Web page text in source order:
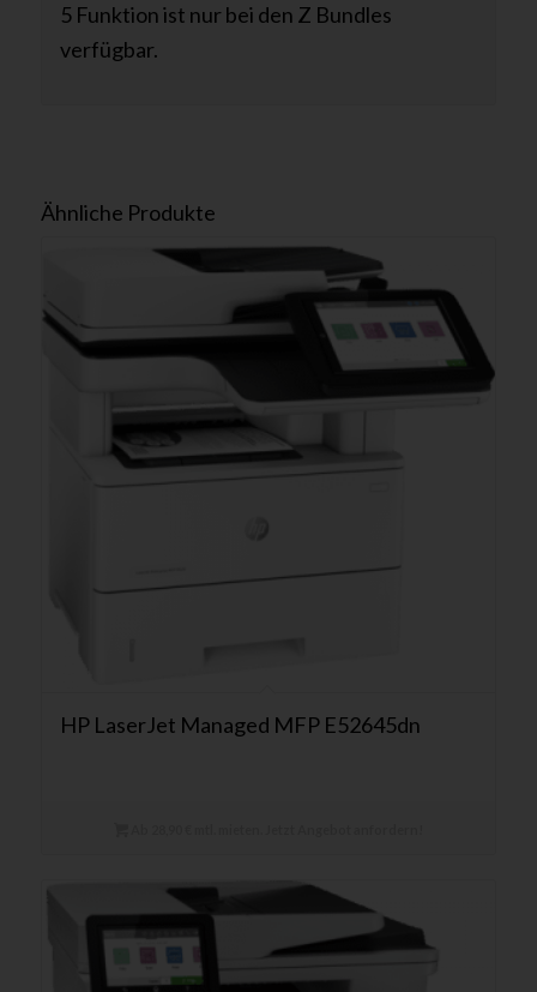
5 Funktion ist nur bei den Z Bundles
verfügbar.
Ähnliche Produkte
HP LaserJet Managed MFP E52645dn